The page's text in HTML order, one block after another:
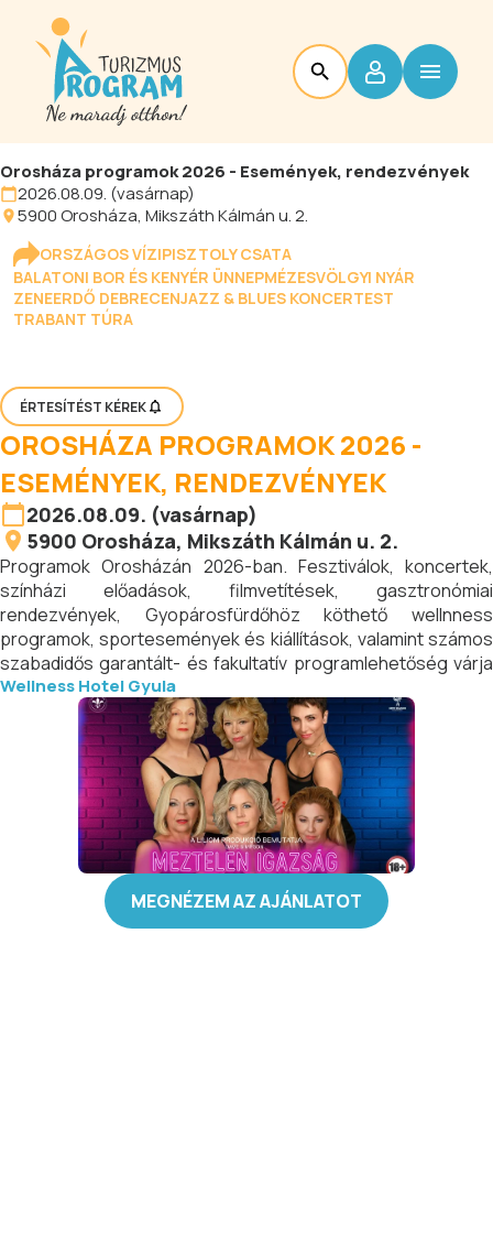
Orosháza programok 2026 - Események, rendezvények
2026.08.09. (vasárnap)
5900Orosháza, Mikszáth Kálmán u. 2.
ORSZÁGOS VÍZIPISZTOLY CSATA
BALATONI BOR ÉS KENYÉR ÜNNEPMÉZESVÖLGYI NYÁR
ZENEERDŐ DEBRECENJAZZ & BLUES KONCERTEST
TRABANT TÚRA
ÉRTESÍTÉST KÉREK
OROSHÁZA PROGRAMOK 2026 -
ESEMÉNYEK, RENDEZVÉNYEK
2026.08.09. (vasárnap)
5900 Orosháza, Mikszáth Kálmán u. 2.
Programok Orosházán 2026-ban. Fesztiválok, koncertek,
színházi előadások, filmvetítések, gasztronómiai
rendezvények, Gyopárosfürdőhöz köthető wellnness
programok, sportesemények és kiállítások, valamint számos
szabadidős garantált- és fakultatív programlehetőség várja
az városban lakókat és az idei érkező turistákat egész
Wellness Hotel Gyula
MEGNÉZEM AZ AJÁNLATOT